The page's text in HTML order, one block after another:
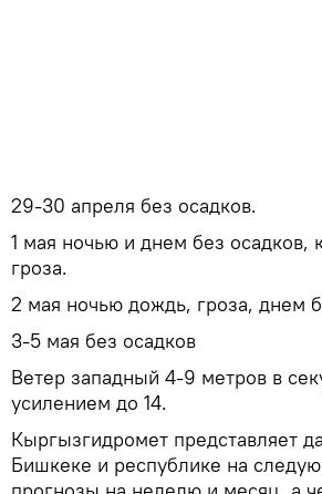
29-30 апреля без осадков.
1 мая ночью и днем без осадков,
гроза.
2 мая ночью дождь, гроза, днем
3-5 мая без осадков
Ветер западный 4-9 метров в
усилением до 14.
Кыргызгидромет представляет
Бишкеке и республике на